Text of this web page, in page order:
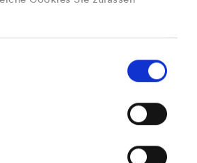
durch ihre eindrucksvolle
Beim Wechsel von diffusem
wie bei veränderter
Fassaden-Konfigurator